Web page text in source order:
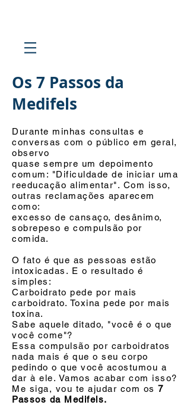
Os 7 Passos da
Medifels
Durante minhas consultas e
conversas com o público em geral,
observo
quase sempre um depoimento
comum: "Dificuldade de iniciar uma
reeducação alimentar". Com isso,
outras reclamações aparecem
como:
excesso de cansaço, desânimo,
sobrepeso e compulsão por
comida.
O fato é que as pessoas estão
intoxicadas. E o resultado é
simples:
Carboidrato pede por mais
carboidrato. Toxina pede por mais
toxina.
Sabe aquele ditado, "você é o que
você come"?
Essa compulsão por carboidratos
nada mais é que o seu corpo
pedindo o que você acostumou a
dar à ele. Vamos acabar com isso?
Me siga, vou te ajudar com os 7
Passos da Medifels.